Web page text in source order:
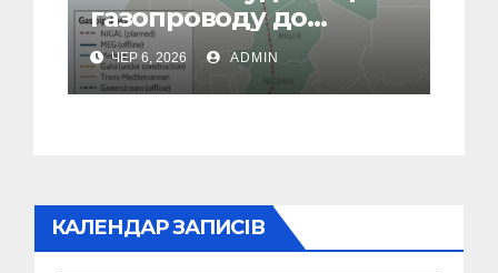
газопроводу до
Європи в обхід рф
ЧЕР 6, 2026 ADMIN
КАЛЕНДАР ЗАПИСІВ